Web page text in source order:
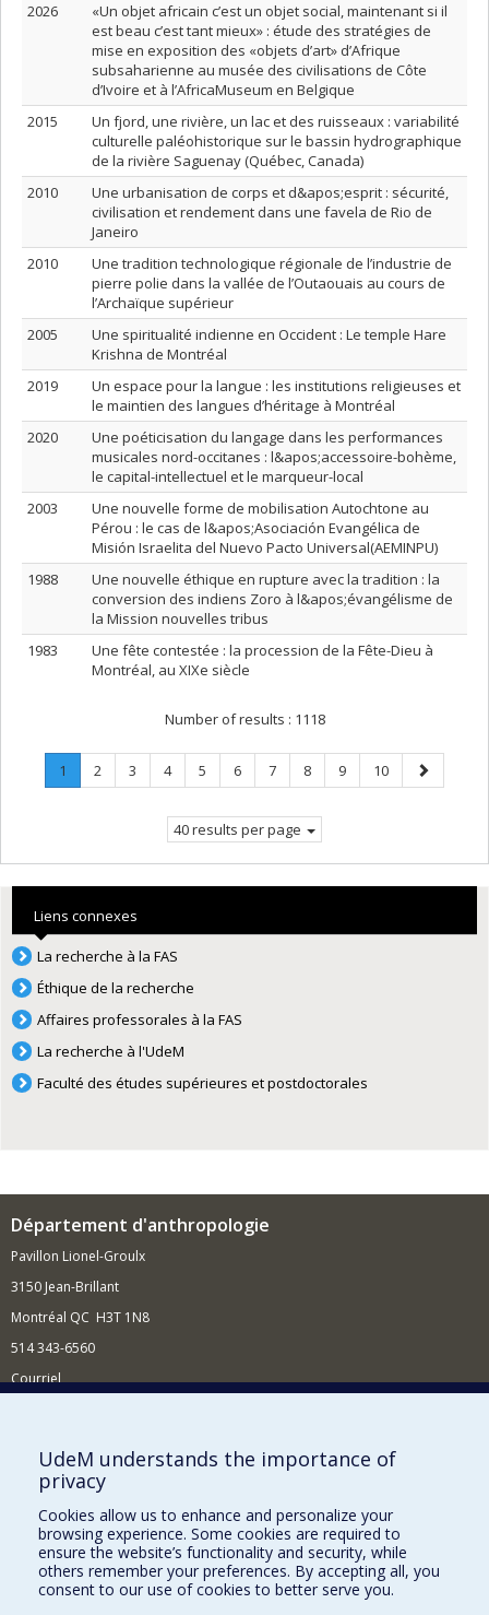
2026
«Un objet africain c’est un objet social, maintenant si il
est beau c’est tant mieux» : étude des stratégies de
mise en exposition des «objets d’art» d’Afrique
subsaharienne au musée des civilisations de Côte
d’Ivoire et à l’AfricaMuseum en Belgique
2015
Un fjord, une rivière, un lac et des ruisseaux : variabilité
culturelle paléohistorique sur le bassin hydrographique
de la rivière Saguenay (Québec, Canada)
2010
Une urbanisation de corps et d&apos;esprit : sécurité,
civilisation et rendement dans une favela de Rio de
Janeiro
2010
Une tradition technologique régionale de l’industrie de
pierre polie dans la vallée de l’Outaouais au cours de
l’Archaïque supérieur
2005
Une spiritualité indienne en Occident : Le temple Hare
Krishna de Montréal
2019
Un espace pour la langue : les institutions religieuses et
le maintien des langues d’héritage à Montréal
2020
Une poéticisation du langage dans les performances
musicales nord-occitanes : l&apos;accessoire-bohème,
le capital-intellectuel et le marqueur-local
2003
Une nouvelle forme de mobilisation Autochtone au
Pérou : le cas de l&apos;Asociación Evangélica de
Misión Israelita del Nuevo Pacto Universal(AEMINPU)
1988
Une nouvelle éthique en rupture avec la tradition : la
conversion des indiens Zoro à l&apos;évangélisme de
la Mission nouvelles tribus
1983
Une fête contestée : la procession de la Fête-Dieu à
Montréal, au XIXe siècle
Number of results : 1118
Page
1
Current
Page
2 Page
3 Page
4 Page
5 Page
6 Page
7 Page
8 Page
9 Page
10
Next
page
40 results per page
Liens connexes
La recherche à la FAS
Éthique de la recherche
Affaires professorales à la FAS
La recherche à l'UdeM
Faculté des études supérieures et postdoctorales
Département d'anthropologie
Pavillon Lionel-Groulx
3150 Jean-Brillant
Montréal QC H3T 1N8
514 343-6560
Courriel
Comment soutenir le Département?
BESOIN D'AIDE?
Plan du site
Signaler une erreur
Accessibilité
UdeM understands the importance of
privacy
Cookies allow us to enhance and personalize your
browsing experience. Some cookies are required to
ensure the website’s functionality and security, while
others remember your preferences. By accepting all, you
consent to our use of cookies to better serve you.